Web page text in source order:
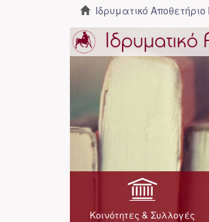
Ιδρυματικό
Κοινότητες & Συλλογές